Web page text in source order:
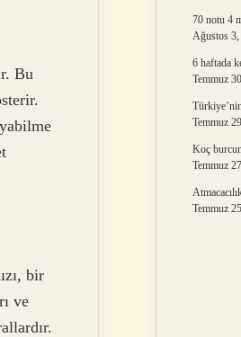
Bu
bir
ve
70 notu 4
Ağustos 3,
6 haftada
Temmuz
Temmuz
Koç
Temmuz
Temmuz